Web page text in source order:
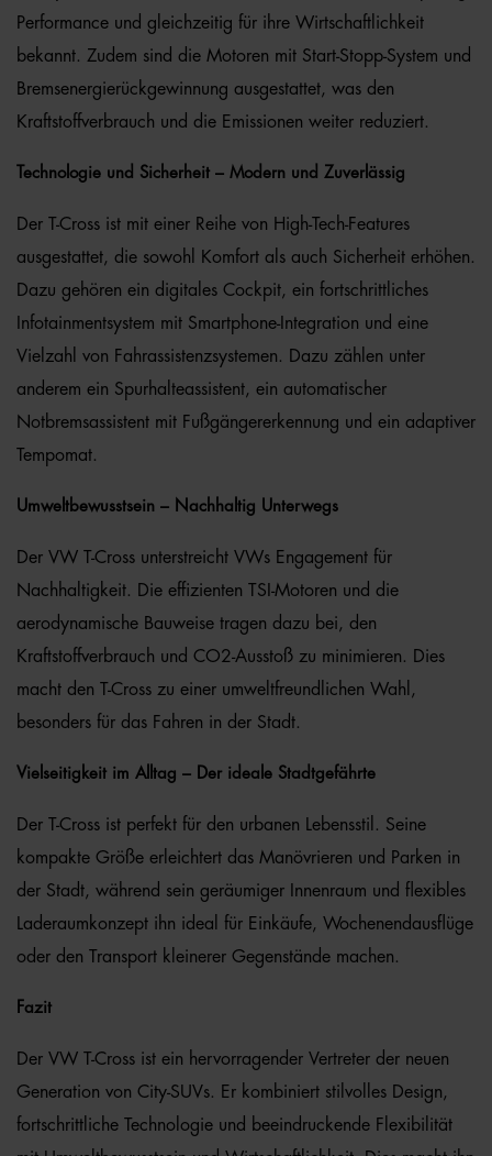
Performance und gleichzeitig für ihre Wirtschaftlichkeit
bekannt. Zudem sind die Motoren mit Start-Stopp-System und
Bremsenergierückgewinnung ausgestattet, was den
Kraftstoffverbrauch und die Emissionen weiter reduziert.
Technologie und Sicherheit – Modern und Zuverlässig
Der T-Cross ist mit einer Reihe von High-Tech-Features
ausgestattet, die sowohl Komfort als auch Sicherheit erhöhen.
Dazu gehören ein digitales Cockpit, ein fortschrittliches
Infotainmentsystem mit Smartphone-Integration und eine
Vielzahl von Fahrassistenzsystemen. Dazu zählen unter
anderem ein Spurhalteassistent, ein automatischer
Notbremsassistent mit Fußgängererkennung und ein adaptiver
Tempomat.
Umweltbewusstsein – Nachhaltig Unterwegs
Der VW T-Cross unterstreicht VWs Engagement für
Nachhaltigkeit. Die effizienten TSI-Motoren und die
aerodynamische Bauweise tragen dazu bei, den
Kraftstoffverbrauch und CO2-Ausstoß zu minimieren. Dies
macht den T-Cross zu einer umweltfreundlichen Wahl,
besonders für das Fahren in der Stadt.
Vielseitigkeit im Alltag – Der ideale Stadtgefährte
Der T-Cross ist perfekt für den urbanen Lebensstil. Seine
kompakte Größe erleichtert das Manövrieren und Parken in
der Stadt, während sein geräumiger Innenraum und flexibles
Laderaumkonzept ihn ideal für Einkäufe, Wochenendausflüge
oder den Transport kleinerer Gegenstände machen.
Fazit
Der VW T-Cross ist ein hervorragender Vertreter der neuen
Generation von City-SUVs. Er kombiniert stilvolles Design,
fortschrittliche Technologie und beeindruckende Flexibilität